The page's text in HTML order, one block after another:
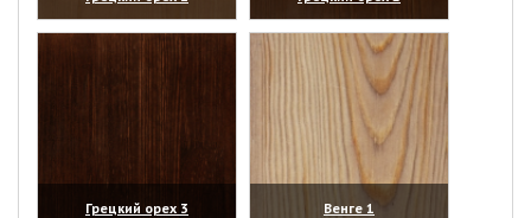
(увеличить)
(увеличить)
Грецкий орех 3
Венге 1